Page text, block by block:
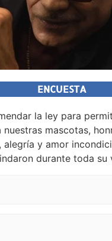
ENCUESTA
la ley para
mascotas,
alegría y amor
durante toda su